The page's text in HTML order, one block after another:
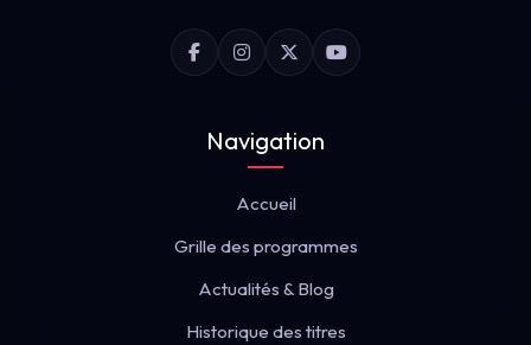
Navigation
Accueil
Grille des programmes
Actualités & Blog
Historique des titres